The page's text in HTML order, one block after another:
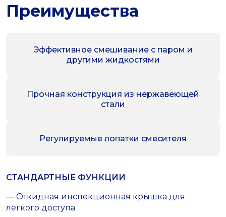
Преимущества
Эффективное смешивание с паром и
другими жидкостями
Прочная конструкция из нержавеющей
стали
Регулируемые лопатки смесителя
СТАНДАРТНЫЕ ФУНКЦИИ
— Откидная инспекционная крышка для
легкого доступа